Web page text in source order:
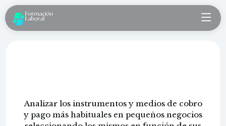
Analizar los instrumentos y medios de cobro
y pago más habituales en pequeños negocios